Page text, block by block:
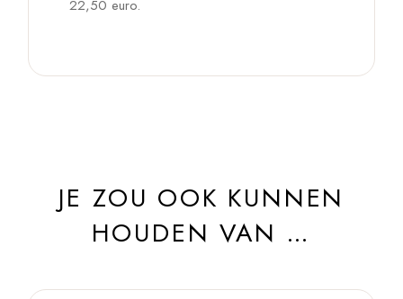
22,50 euro.
JE ZOU OOK KUNNEN
HOUDEN VAN …